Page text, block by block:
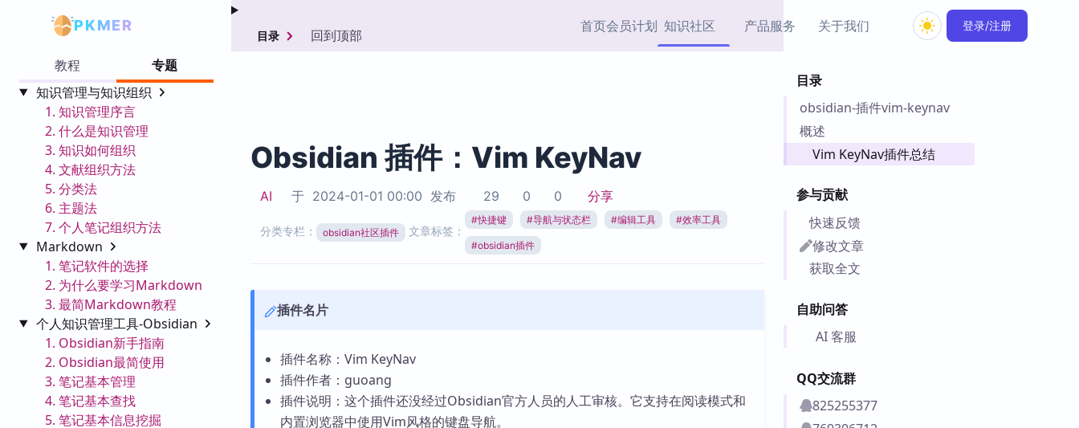
PKMER 首页会员计划 知识社区
协作者
热门链接 Top5
产品服务
加速访问 Obsidian 官方
市场
Zotero 插件
PKMer 出品的闪念笔记
插件
Obsidian 教程
关于我们 登录/注册
教程
专题
知识管理与知识组织
1. 知识管理序言
2. 什么是知识管理
3. 知识如何组织
4. 文献组织方法
5. 分类法
6. 主题法
7. 个人笔记组织方法
Markdown
1. 笔记软件的选择
2. 为什么要学习Markdown
3. 最简Markdown教程
个人知识管理工具-Obsidian
1. Obsidian新手指南
2. Obsidian最简使用
3. 笔记基本管理
4. 笔记基本查找
5. 笔记基本信息挖掘
目录
obsidian-插件vim-keynav
概述
Vim KeyNav插件总结
参与贡献
快速反馈
修改文章
获取全文
自助问答
AI 客服
QQ交流群
825255377
目录 回到顶部
Obsidian 插件：Vim KeyNav
AI 于 2024-01-01 00:00 发布 29 0 0 分享
分类专栏： obsidian社区插件 文章标签：
#快捷键 #导航与状态栏 #编辑工具 #效率工具
#obsidian插件
插件名片
插件名称：Vim KeyNav
插件作者：guoang
插件说明：这个插件还没经过Obsidian官方人员的人工审核。它支持在阅读模式和
内置浏览器中使用Vim风格的键盘导航。